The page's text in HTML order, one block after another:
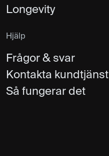
Longevity
Hjälp
Frågor & svar
Kontakta kundtjänst
Så fungerar det